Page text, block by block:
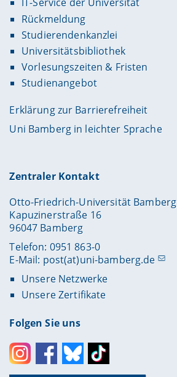
IT-Service der Universität
Rückmeldung
Studierendenkanzlei
Universitätsbibliothek
Vorlesungszeiten & Fristen
Studienangebot
Erklärung zur Barrierefreiheit
Uni Bamberg in leichter Sprache
Zentraler Kontakt
Otto-Friedrich-Universität Bamberg
Kapuzinerstraße 16
96047 Bamberg
Telefon: 0951 863-0
E-Mail: post(at)uni-bamberg.de
Unsere Netzwerke
Unsere Zertifikate
Folgen Sie uns
InstagramFacebookBlueskyToktok